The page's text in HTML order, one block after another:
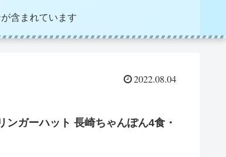
含まれています
2022.08.04
ンガーハット 長崎ちゃんぽん4食・